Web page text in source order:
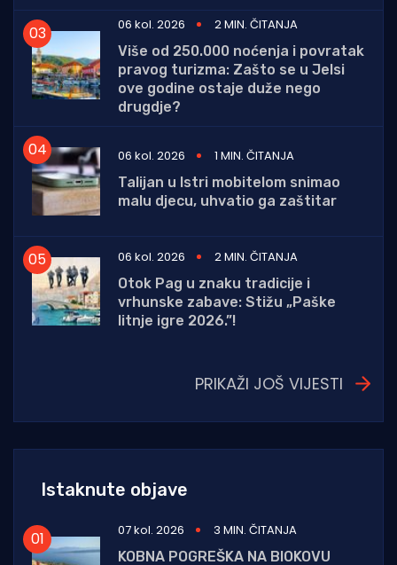
06 kol. 2026
2 MIN. ČITANJA
Više od 250.000 noćenja i povratak
pravog turizma: Zašto se u Jelsi
ove godine ostaje duže nego
drugdje?
06 kol. 2026
1 MIN. ČITANJA
Talijan u Istri mobitelom snimao
malu djecu, uhvatio ga zaštitar
06 kol. 2026
2 MIN. ČITANJA
Otok Pag u znaku tradicije i
vrhunske zabave: Stižu „Paške
litnje igre 2026.”!
PRIKAŽI JOŠ VIJESTI
Istaknute objave
07 kol. 2026
3 MIN. ČITANJA
KOBNA POGREŠKA NA BIOKOVU